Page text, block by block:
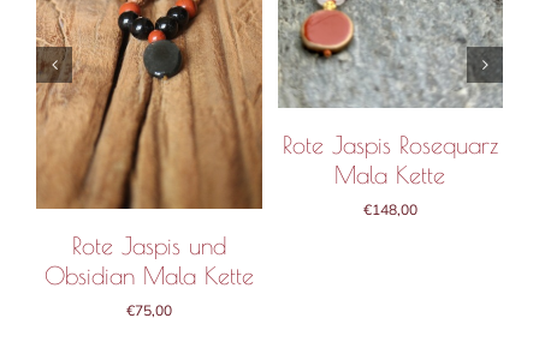
Rote Jaspis und
Obsidian Mala Kette
€75,00
Rote Jaspis Rosequarz
Mala Kette
€148,00